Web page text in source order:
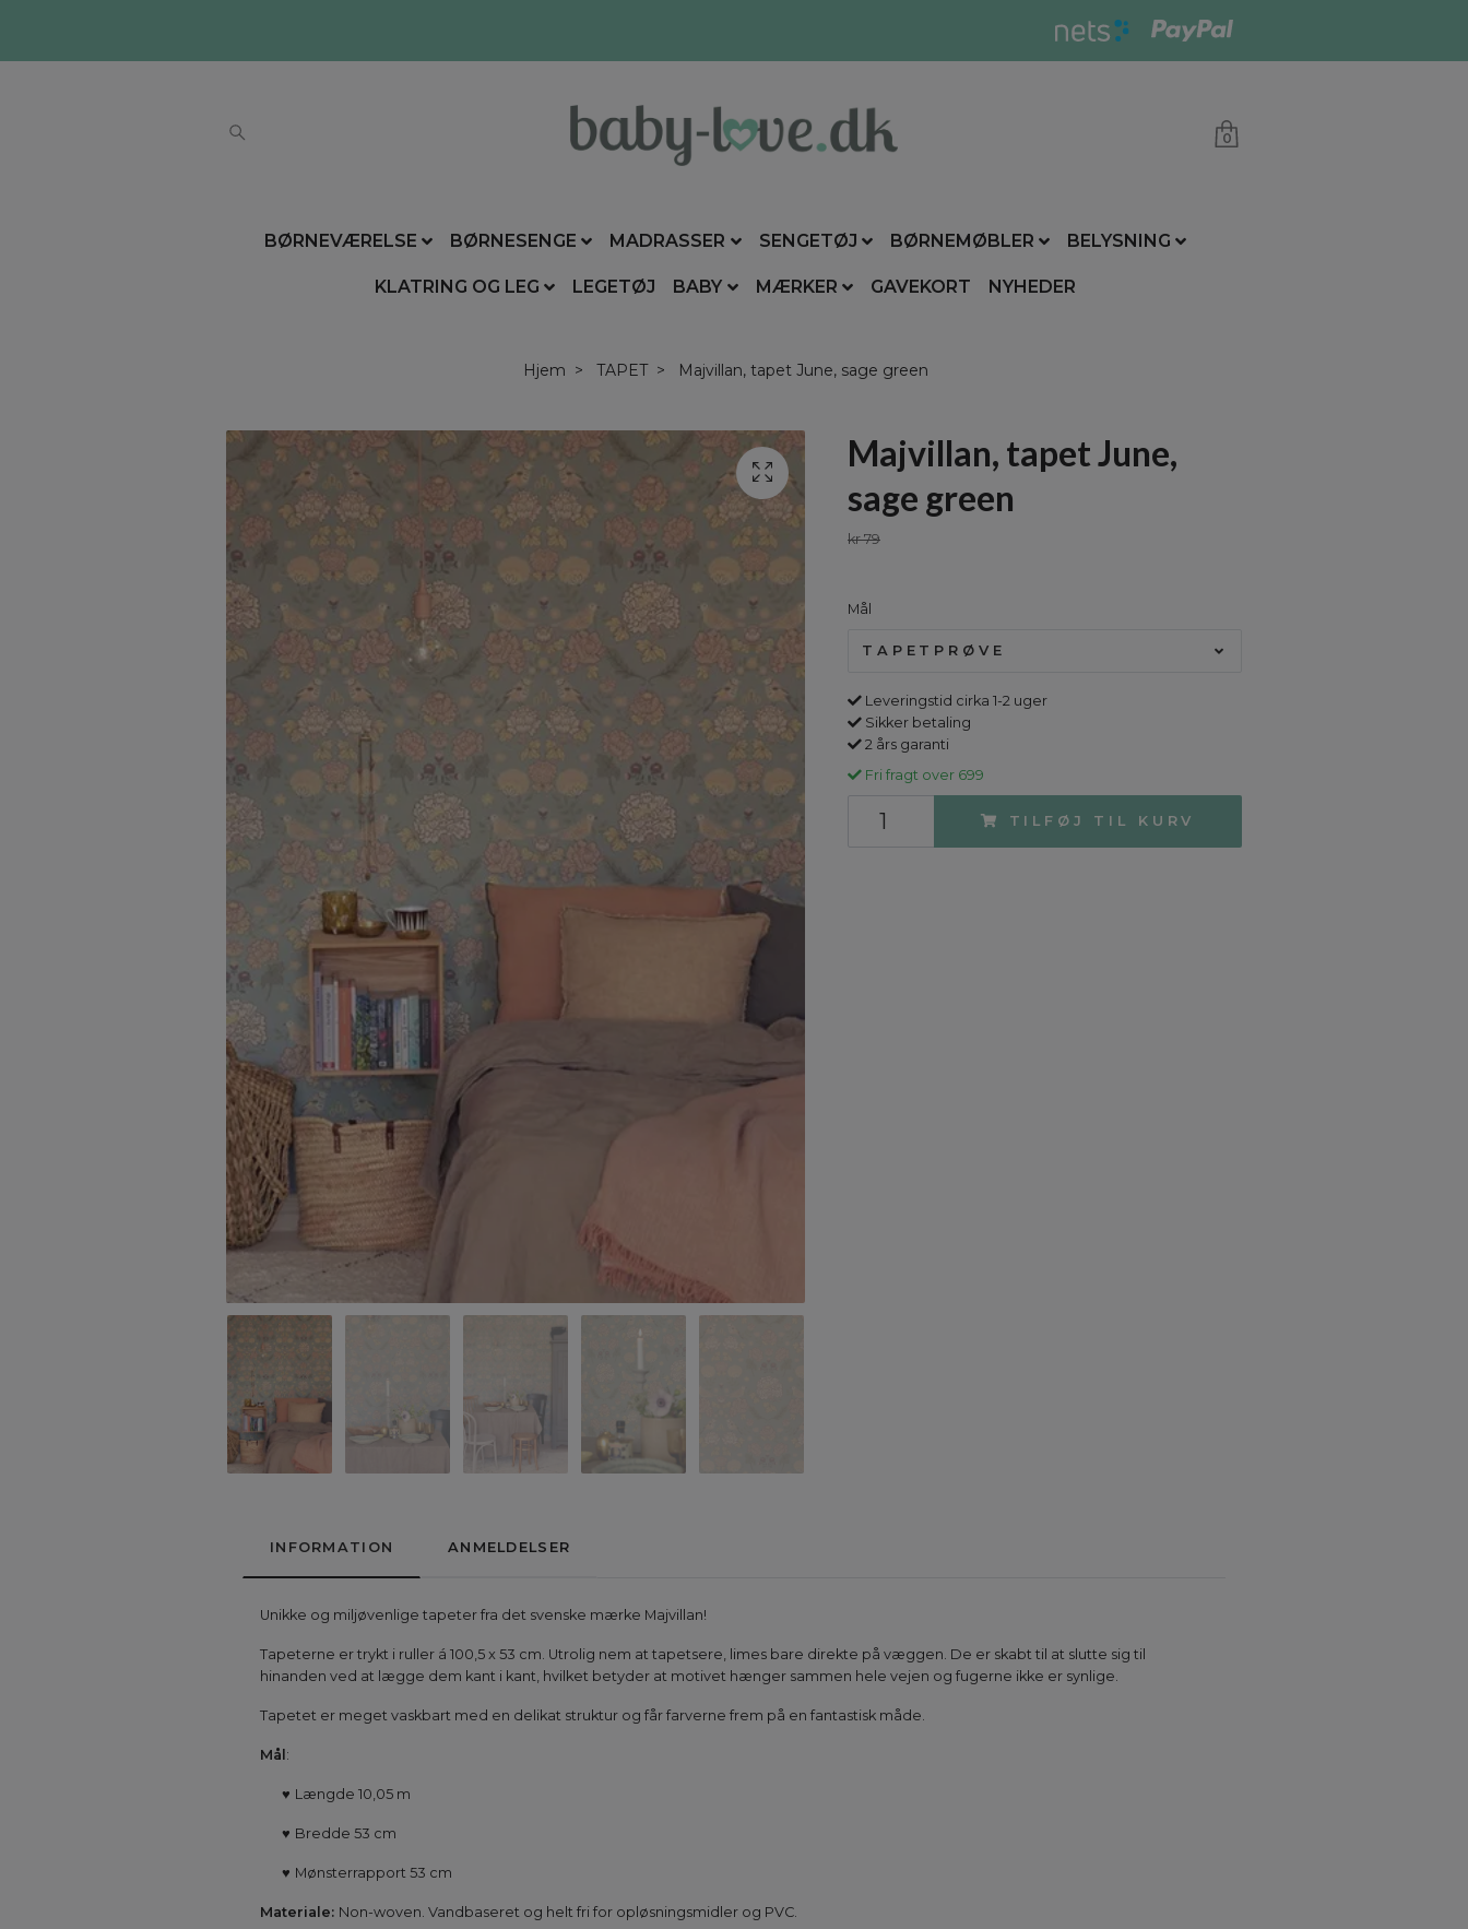
0
BØRNEVÆRELSE BØRNESENGE MADRASSER SENGETØJ BØRNEMØBLER BELYSNING
KLATRING OG LEG LEGETØJ BABY MÆRKER GAVEKORT NYHEDER
Hjem TAPET Majvillan, tapet June, sage green
Majvillan, tapet June,
sage green
kr 79
Mål
TAPETPRØVE
Leveringstid cirka 1-2 uger
Sikker betaling
2 års garanti
Fri fragt over 699
TILFØJ TIL KURV
INFORMATION ANMELDELSER
Unikke og miljøvenlige tapeter fra det svenske mærke Majvillan!
Tapeterne er trykt i ruller á 100,5 x 53 cm. Utrolig nem at tapetsere, limes bare direkte på væggen. De er skabt til at slutte sig til
hinanden ved at lægge dem kant i kant, hvilket betyder at motivet hænger sammen hele vejen og fugerne ikke er synlige.
Tapetet er meget vaskbart med en delikat struktur og får farverne frem på en fantastisk måde.
Mål :
♥ Længde 10,05 m
♥ Bredde 53 cm
♥ Mønsterrapport 53 cm
Materiale: Non-woven. Vandbaseret og helt fri for opløsningsmidler og PVC.